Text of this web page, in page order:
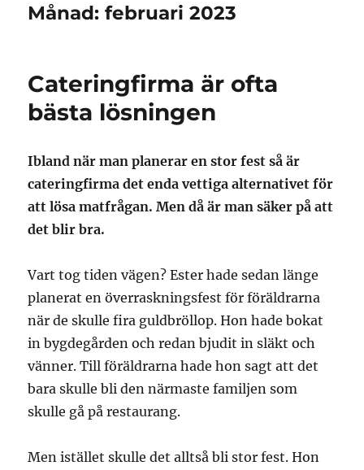
Månad:februari 2023
Cateringfirma är ofta
bästa lösningen
Ibland när man planerar en stor fest så är
cateringfirma det enda vettiga alternativet för
att lösa matfrågan. Men då är man säker på att
det blir bra.
Vart tog tiden vägen? Ester hade sedan länge
planerat en överraskningsfest för föräldrarna
när de skulle fira guldbröllop. Hon hade bokat
in bygdegården och redan bjudit in släkt och
vänner. Till föräldrarna hade hon sagt att det
bara skulle bli den närmaste familjen som
skulle gå på restaurang.
Men istället skulle det alltså bli stor fest. Hon